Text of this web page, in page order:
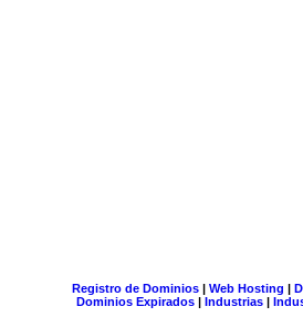
Registro de Dominios| Web Hosting |
Dominios Expirados | Industrias |